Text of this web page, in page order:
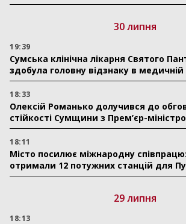
30 липня
19:39
Сумська клінічна лікарня Святого
здобула головну відзнаку в медичній
18:33
Олексій Романько долучився до
стійкості Сумщини з Прем’єр-
18:11
Місто посилює міжнародну
отримали 12 потужних станцій для
29 липня
18:13